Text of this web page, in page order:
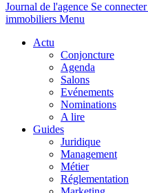
Journal de l'agence Se connecter
immobiliers Menu
Actu
Conjoncture
Agenda
Salons
Evénements
Nominations
A lire
Guides
Juridique
Management
Métier
Réglementation